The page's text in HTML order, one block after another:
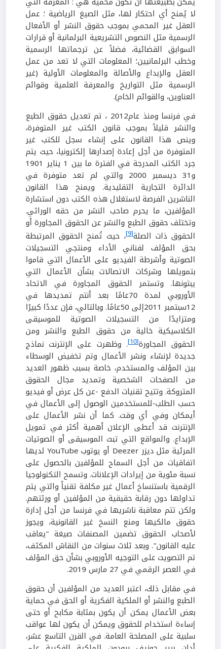
لا يُمنح أي احتكار لها، مثل الصيغ الرياضية ؛ عمل
العقل غير المحمي بموجب حقوق النشر أو الأفعال
الرسمية مثل النصوص التشريعية البرلمانية أو قرارات
السوابق القضائية، فضلاً عن ترجماتها الرسمية
وخطب البرلمانيين؛ المعلومات التي لا تعد من عمل
العقل والإبداع والأصالة والمعلومات الأولية (غير
الرسمية مثل التواريخ والمعرفة العلمية وقوائم
العناوين، والقوائم الخام).
في فرنسا ومنذ عام2012 ، تم تعديل حقوق الطبع
والنشر قليلاً بموجب قانون الكتب غير المتوفرة،
وينص هذا القانون على إنشاء سجل للكتب غير
المتوفرة من أجل إعادة إصدارها إلكترونيا، حيث يتم
جرد الكتب المدرجة في الفترة ما بين 1 يناير 1901
و31 ديسمبر 2000 والتي لم تعد متوفرة في
الدائرة التجارية التقليدية. ويمنح هذا القانون
الناشرين الفرصة لاستغلال هذه الكتب دون استشارة
المؤلفين، ما يحرم صاحب النشر من حقه الوراثي.
وتختلف حقوق الطبع والنشر عن الحقوق المجاورة أو
الحقوق ذات الصلة[9] ، حيث تُمنح الحقوق المرتبطة
بحق المؤلف لفناني الأداء ومنتجي التسجيلات
الصوتية وأشرطة الفيديو على الأعمال التي قاموا
بتمويلها وشركات الاتصالات بشأن الأعمال التي
يبتونها. وتستمر الحقوق المجاورة في الاتحاد
الأوروبي لمدة 70عامًا بعد أنتم تمديدها في
12سبتمبر 2011إلى 50عامًا. وبالتالي، فإن عددًا كبيرًا
ومتزايدًا من التسجيلات الصوتية للموسيقى
الكلاسيكية خالية من حقوق الطبع والنشر ومن
الحقوق المجاورة[10]
. وظهرت على الإنترنت نماذج
جديدة لإنشاء ونشر الأعمال وتم تخفيض الوسطاء
بين المؤلف والمستخدم، خاصة بسبب ظهور العديد
من الصفحات الشخصية وتمديد مجال الحقوق
المتروكة. وتتيح تقنيات الدفع -عن كل عرض أو فيديو
حسب الطلب-للمستخدمين الوصول إلى الأعمال في
أيمكان وفي أي وقت. كما أن نشر الأعمال على
الإنترنت قد أعطى الإعلان أهمية أكثر في تمويل
الإبداع. والمواقع التي تبث الموسيقى أو الصوتيات
المرئية مثل ديزر Deezer أو يوتوب YouTube لديها
اتفاقيات من أجل السماح للمؤلفين بالحصول على
نسبة مئوية من إيرادات الإعلانات. وتسمح التكنولوجيا
الرقمية باستنساخ أعمال غير مكلفة تقنياً والتي يتم
تداولها دون رقابة حقيقية من المؤلفين أو ورثتهم.
ولكن تتم معاقبة ناشريها في فرنسا من أجل إدارة
حقوق مالكيها ومنع النسخ غير القانونية، ويجوز
لأصحاب الحقوق تضمين المصنفات صيغة "يعاقب
عليه القانون". وبعد ثلاث سنوات من النقاش المكثف،
تم التصويت على التوجيه الأوروبي بشأن حق المؤلف
في العصر الرقمي في 27 مارس 2019.
في مقابل ذلك، اعتبر العديد من المؤلفين أن حقوق
الطبع والنشر أو الملكية الفكرية أو الحق في حماية
بعض الأعمال يمكن أن يكون بمثابة مكابح أو حتى
إساءة استخدام للحقوق ويمكن أن يكون لها عواقب
سلبية على المصلحة العامة. في القرن التاسع عشر،